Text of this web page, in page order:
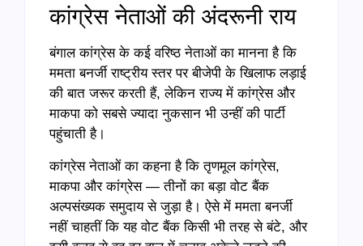
कांग्रेस नेताओं की अंदरूनी राय
बंगाल कांग्रेस के कई वरिष्ठ नेताओं का मानना है कि
ममता बनर्जी राष्ट्रीय स्तर पर बीजेपी के खिलाफ लड़ाई
की बात जरूर करती हैं, लेकिन राज्य में कांग्रेस और
माकपा को सबसे ज्यादा नुकसान भी उन्हीं की पार्टी
पहुंचाती है।
कांग्रेस नेताओं का कहना है कि तृणमूल कांग्रेस,
माकपा और कांग्रेस — तीनों का बड़ा वोट बैंक
अल्पसंख्यक समुदाय से जुड़ा है। ऐसे में ममता बनर्जी
नहीं चाहतीं कि यह वोट बैंक किसी भी तरह से बंटे, और